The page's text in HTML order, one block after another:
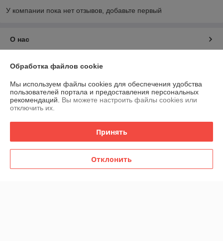
У компании пока нет отзывов, добавьте первый
О нас
Контакты
Доставка и оплата
График работы
Политика обработки cookies
Обработка файлов cookie
Мы используем файлы cookies для обеспечения удобства
пользователей портала и предоставления персональных
рекомендаций. Вы можете настроить файлы cookies или
отключить их.
Принять
Отклонить